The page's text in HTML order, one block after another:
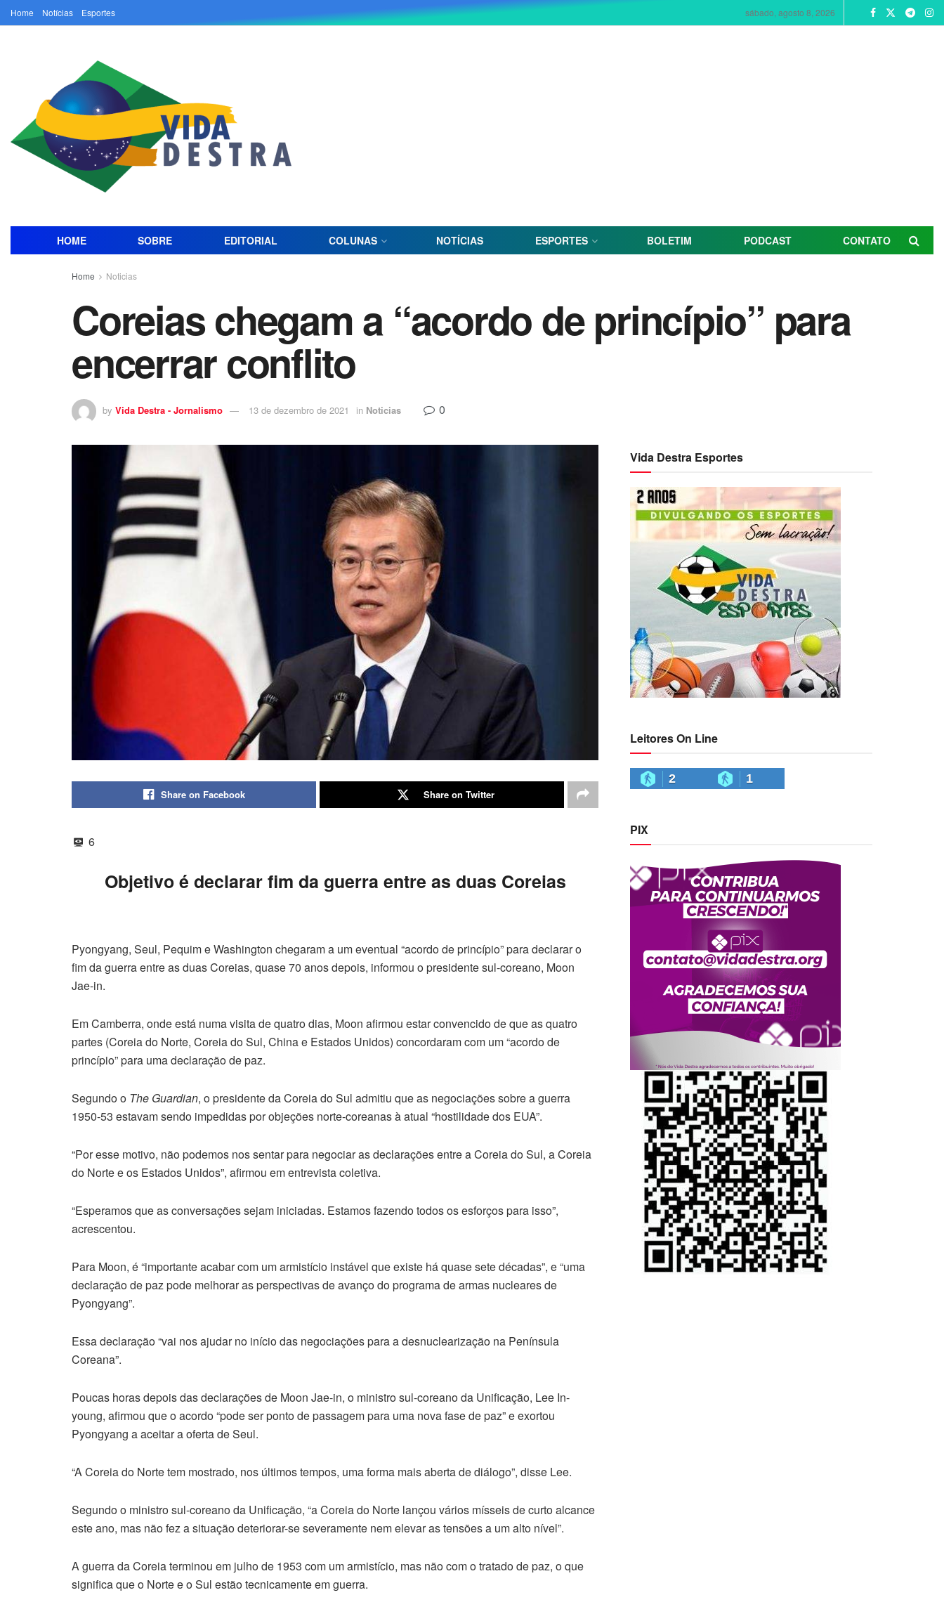
Home Notícias Esportes sábado, agosto 8, 2026
HOME SOBRE EDITORIAL COLUNAS NOTÍCIAS ESPORTES BOLETIM PODCAST CONTATO
Home Noticias
Coreias chegam a “acordo de princípio” para
encerrar conflito
by Vida Destra - Jornalismo 13 de dezembro de 2021 in Noticias 0
Share on Facebook Share on Twitter
6
Objetivo é declarar fim da guerra entre as duas Coreias
Pyongyang, Seul, Pequim e Washington chegaram a um eventual “acordo de princípio” para declarar o
fim da guerra entre as duas Coreias, quase 70 anos depois, informou o presidente sul-coreano, Moon
Jae-in.
Em Camberra, onde está numa visita de quatro dias, Moon afirmou estar convencido de que as quatro
partes (Coreia do Norte, Coreia do Sul, China e Estados Unidos) concordaram com um “acordo de
princípio” para uma declaração de paz.
Segundo o The Guardian, o presidente da Coreia do Sul admitiu que as negociações sobre a guerra
1950-53 estavam sendo impedidas por objeções norte-coreanas à atual “hostilidade dos EUA”.
“Por esse motivo, não podemos nos sentar para negociar as declarações entre a Coreia do Sul, a Coreia
do Norte e os Estados Unidos”, afirmou em entrevista coletiva.
“Esperamos que as conversações sejam iniciadas. Estamos fazendo todos os esforços para isso”,
acrescentou.
Para Moon, é “importante acabar com um armistício instável que existe há quase sete décadas”, e “uma
declaração de paz pode melhorar as perspectivas de avanço do programa de armas nucleares de
Pyongyang”.
Essa declaração “vai nos ajudar no início das negociações para a desnuclearização na Península
Coreana”.
Poucas horas depois das declarações de Moon Jae-in, o ministro sul-coreano da Unificação, Lee In-
young, afirmou que o acordo “pode ser ponto de passagem para uma nova fase de paz” e exortou
Pyongyang a aceitar a oferta de Seul.
“A Coreia do Norte tem mostrado, nos últimos tempos, uma forma mais aberta de diálogo”, disse Lee.
Segundo o ministro sul-coreano da Unificação, “a Coreia do Norte lançou vários mísseis de curto alcance
este ano, mas não fez a situação deteriorar-se severamente nem elevar as tensões a um alto nível”.
A guerra da Coreia terminou em julho de 1953 com um armistício, mas não com o tratado de paz, o que
significa que o Norte e o Sul estão tecnicamente em guerra.
Vida Destra Esportes
Leitores On Line
2 1
PIX